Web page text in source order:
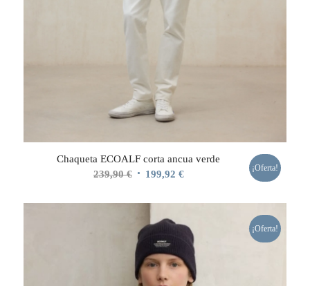
Chaqueta ECOALF corta ancua verde
239,90€ El
original
era:
239,90 €.
199,92 €El
actual
es:
199,92 €.
¡Oferta!
¡Oferta!